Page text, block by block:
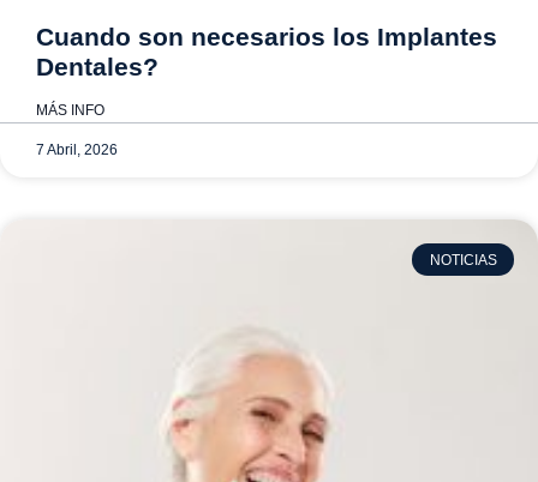
Cuando son necesarios los Implantes
Dentales?
MÁS INFO
7 Abril, 2026
NOTICIAS